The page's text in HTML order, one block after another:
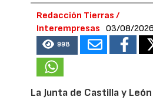
Redacción Tierras /
Interempresas
03/08/2026
998
La Junta de Castilla y